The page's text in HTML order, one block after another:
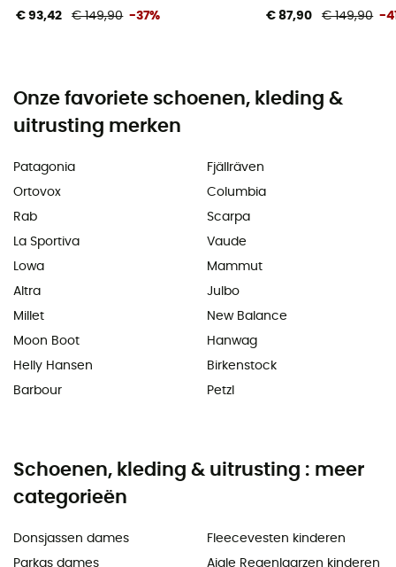
€ 93,42 € 149,90 -37% € 87,90 € 149,90 -
Onze favoriete schoenen, kleding &
uitrusting merken
Patagonia
Ortovox
Rab
La Sportiva
Lowa
Altra
Millet
Moon Boot
Helly Hansen
Barbour
Fjällräven
Columbia
Scarpa
Vaude
Mammut
Julbo
New Balance
Hanwag
Birkenstock
Petzl
Schoenen, kleding & uitrusting : meer
categorieën
Donsjassen dames
Parkas dames
Fleecevesten kinderen
Aigle Regenlaarzen kinderen